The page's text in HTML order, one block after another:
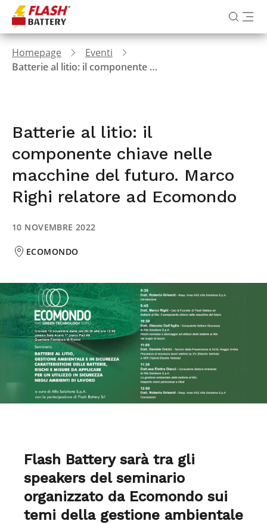
Homepage
Eventi
Batterie al litio: il componente chiave nelle macchine del futuro. Marco Righi relatore ad Ecomondo
Batterie al litio: il
componente chiave nelle
macchine del futuro. Marco
Righi relatore ad Ecomondo
10 NOVEMBRE 2022
ECOMONDO
Flash Battery sarà tra gli
speakers del seminario
organizzato da Ecomondo sui
temi della gestione ambientale